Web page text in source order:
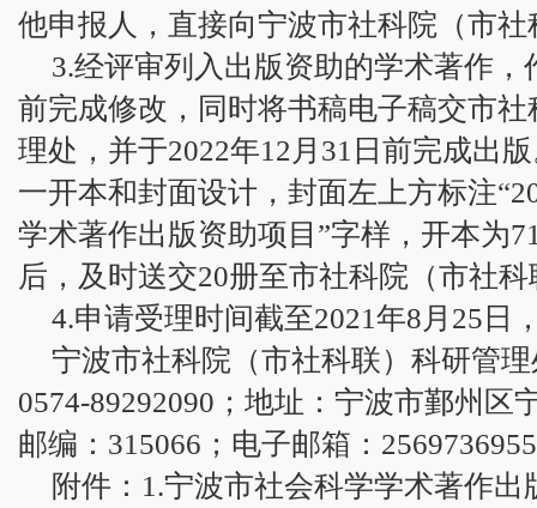
他申报人，直接向宁波市社科院（市
3.经评审列入出版资助的学术著作，
前完成修改，同时将书稿电子稿交市
理处，并于2022年12月31日前完成出
一开本和封面设计，封面左上方标注
学术著作出版资助项目”字样，开本为
后，及时送交20册至市社科院（市社
4.申请受理时间截至2021年8月25日
宁波市社科院（市社科联）科研管
0574-89292090；地址：宁波市鄞州区
邮编：315066；电子邮箱：
附件：1.宁波市社会科学学术著作出